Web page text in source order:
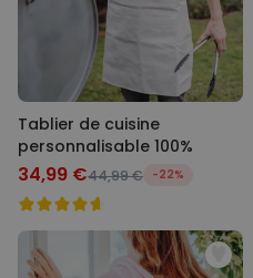
Tablier de cuisine
personnalisable 100%
34,99 €44,99 € -22%